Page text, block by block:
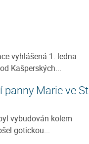
vyhlášená 1. ledna
Kašperských...
panny Marie ve
vybudován kolem
gotickou...